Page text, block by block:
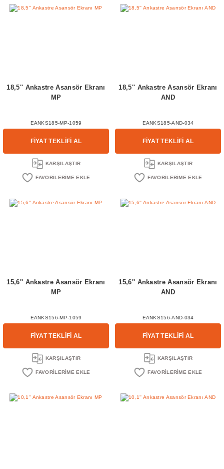
18,5'' Ankastre Asansör Ekranı
MP
EANKS185-MP-1059
FİYAT TEKLİFİ AL
KARŞILAŞTIR
18,5'' Ankastre Asansör Ekranı
AND
EANKS185-AND-034
FİYAT TEKLİFİ AL
KARŞILAŞTIR
15,6'' Ankastre Asansör Ekranı
MP
EANKS156-MP-1059
FİYAT TEKLİFİ AL
KARŞILAŞTIR
15,6'' Ankastre Asansör Ekranı
AND
EANKS156-AND-034
FİYAT TEKLİFİ AL
KARŞILAŞTIR